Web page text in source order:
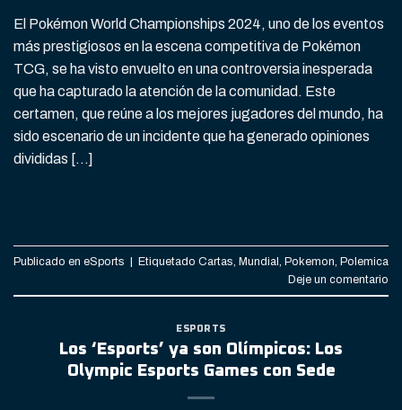
El Pokémon World Championships 2024, uno de los eventos
más prestigiosos en la escena competitiva de Pokémon
TCG, se ha visto envuelto en una controversia inesperada
que ha capturado la atención de la comunidad. Este
certamen, que reúne a los mejores jugadores del mundo, ha
sido escenario de un incidente que ha generado opiniones
divididas […]
Publicado en eSports | Etiquetado Cartas Mundial Pokemon Polemica
Deje un comentario
ESPORTS
Los ‘Esports’ ya son Olímpicos: Los
Olympic Esports Games con Sede